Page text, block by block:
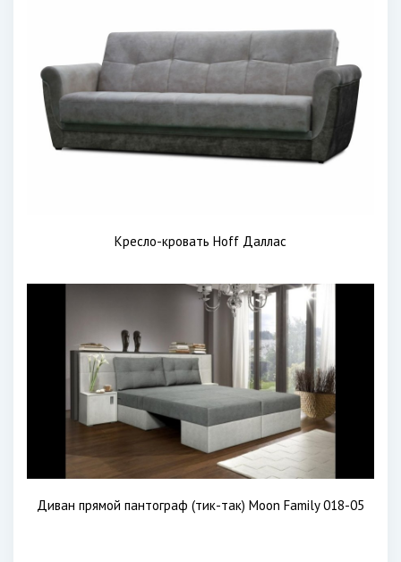
Кресло-кровать Hoff Даллас
Диван прямой пантограф (тик-так) Moon Family 018-05